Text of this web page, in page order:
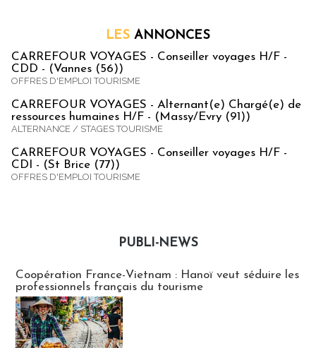
LES ANNONCES
CARREFOUR VOYAGES - Conseiller voyages H/F -
CDD - (Vannes (56))
OFFRES D'EMPLOI TOURISME
CARREFOUR VOYAGES - Alternant(e) Chargé(e) de
ressources humaines H/F - (Massy/Evry (91))
ALTERNANCE / STAGES TOURISME
CARREFOUR VOYAGES - Conseiller voyages H/F -
CDI - (St Brice (77))
OFFRES D'EMPLOI TOURISME
PUBLI-NEWS
Coopération France-Vietnam : Hanoï veut séduire les
professionnels français du tourisme